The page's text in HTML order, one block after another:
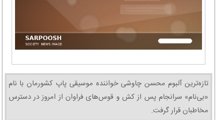
تازه‌ترین آلبوم محسن چاوشی خواننده موسیقی پاپ کشورمان با نام
«بی‌نام» سرانجام پس از کش و قوس‌های فراوان از امروز در دسترس
مخاطبان قرار گرفت.